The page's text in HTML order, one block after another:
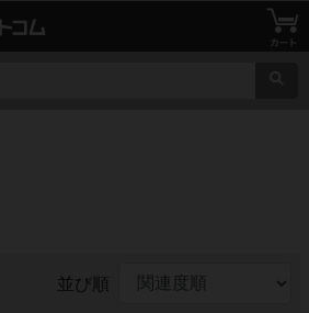
並び順